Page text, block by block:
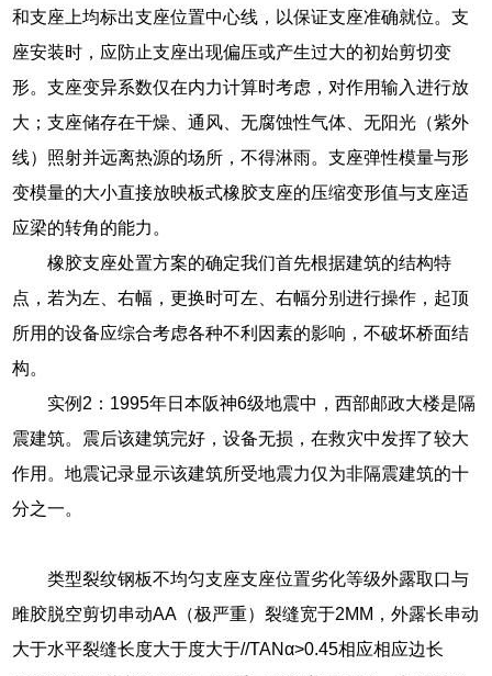
和支座上均标出支座位置中心线，以保证支座准确就位。支
座安装时，应防止支座出现偏压或产生过大的初始剪切变
形。支座变异系数仅在内力计算时考虑，对作用输入进行放
大；支座储存在干燥、通风、无腐蚀性气体、无阳光（紫外
线）照射并远离热源的场所，不得淋雨。支座弹性模量与形
变模量的大小直接放映板式橡胶支座的压缩变形值与支座适
应梁的转角的能力。
橡胶支座处置方案的确定我们首先根据建筑的结构特
点，若为左、右幅，更换时可左、右幅分别进行操作，起顶
所用的设备应综合考虑各种不利因素的影响，不破坏桥面结
构。
实例2：1995年日本阪神6级地震中，西部邮政大楼是隔
震建筑。震后该建筑完好，设备无损，在救灾中发挥了较大
作用。地震记录显示该建筑所受地震力仅为非隔震建筑的十
分之一。
类型裂纹钢板不均匀支座支座位置劣化等级外露取口与
雎胶脱空剪切串动AA（极严重）裂缝宽于2MM，外露长串动
大于水平裂缝长度大于度大于//TANα>0.45相应相应边长